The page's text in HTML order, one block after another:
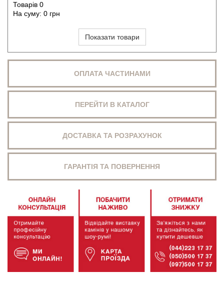
Товарів 0
На суму: 0 грн
Показати товари
ОПЛАТА ЧАСТИНАМИ
ПЕРЕЙТИ В КАТАЛОГ
ДОСТАВКА ТА РОЗРАХУНОК
ГАРАНТІЯ ТА ПОВЕРНЕННЯ